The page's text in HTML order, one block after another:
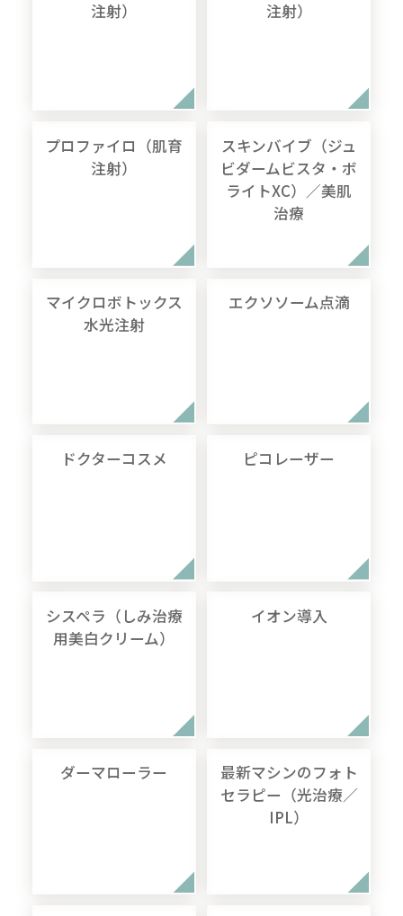
注射）
注射）
プロファイロ（肌育
注射）
スキンバイブ（ジュ
ビダームビスタ・ボ
ライトXC）／美肌
治療
マイクロボトックス
水光注射
エクソソーム点滴
ドクターコスメ ピコレーザー
シスペラ（しみ治療
用美白クリーム）
イオン導入
ダーマローラー
最新マシンのフォト
セラピー（光治療／
IPL）